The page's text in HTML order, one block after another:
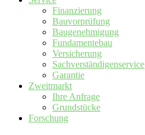
Finanzierung
Bauvorprüfung
Baugenehmigung
Fundamentebau
Versicherung
Sachverständigenservice
Garantie
Zweitmarkt
Ihre Anfrage
Grundstücke
Forschung